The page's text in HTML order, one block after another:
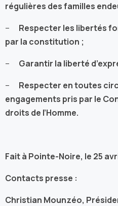
régulières des familles
– Respecter les libertés
par la constitution ;
– Garantir la liberté
– Respecter en toutes
engagements pris par le
droits de l’Homme.
Fait à Pointe-Noire, le 25
Contacts presse :
Christian Mounzéo,